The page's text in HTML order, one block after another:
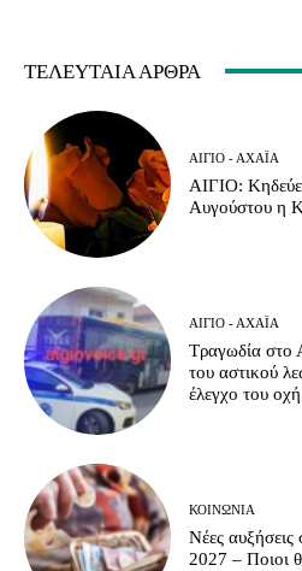
ΤΕΛΕΥΤΑΊΑ ΆΡΘΡΑ
ΑΊΓΙΟ - ΑΧΑΪ́Α
ΑΙΓΙΟ:
Αυγούστου η
ΑΊΓΙΟ - ΑΧΑΪ́Α
Τραγωδία στο
του αστικού
έλεγχο του
ΚΟΙΝΩΝΊΑ
Νέες αυξήσεις
2027 – Ποιοι